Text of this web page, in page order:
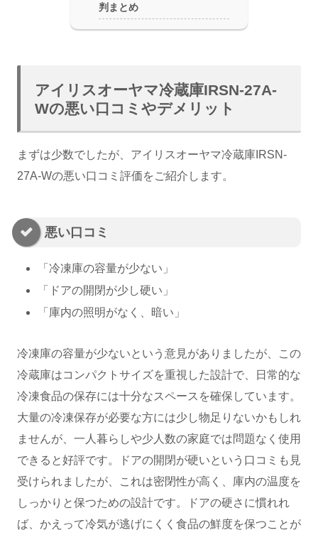
判まとめ
アイリスオーヤマ冷蔵庫IRSN-27A-
Wの悪い口コミやデメリット
まずは少数でしたが、アイリスオーヤマ冷蔵庫IRSN-
27A-Wの悪い口コミ評価をご紹介します。
悪い口コミ
「冷凍庫の容量が少ない」
「ドアの開閉が少し硬い」
「庫内の照明がなく、暗い」
冷凍庫の容量が少ないという意見がありましたが、この
冷蔵庫はコンパクトサイズを重視した設計で、日常的な
冷凍食品の保存には十分なスペースを確保しています。
大量の冷凍保存が必要な方には少し物足りないかもしれ
ませんが、一人暮らしや少人数の家庭では問題なく使用
できると好評です。ドアの開閉が硬いという口コミも見
受けられましたが、これは密閉性が高く、庫内の温度を
しっかりと保つための設計です。ドアの硬さに慣れれ
ば、かえって冷気が逃げにくく食品の鮮度を保つことが